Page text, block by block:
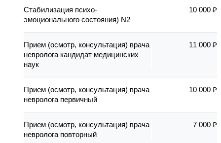
Стабилизация психо-
эмоционального состояния) N2
10 000 ₽
Прием (осмотр, консультация) врача
невролога кандидат медицинских
наук
11 000 ₽
Прием (осмотр, консультация) врача
невролога первичный
10 000 ₽
Прием (осмотр, консультация) врача
невролога повторный
7 000 ₽